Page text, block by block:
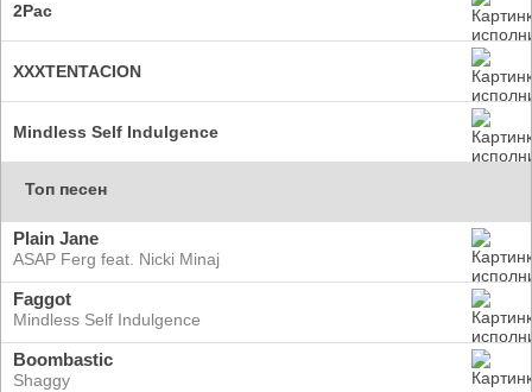
2Pac
XXXTENTACION
Mindless Self Indulgence
Топ песен
Plain Jane
ASAP Ferg feat. Nicki Minaj
Faggot
Mindless Self Indulgence
Boombastic
Shaggy